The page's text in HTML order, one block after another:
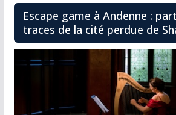
Escape game à Andenne :
traces de la cité perdue de